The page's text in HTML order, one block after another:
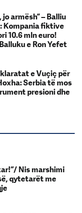
armësh” – Balliu
Kompania fiktive
10.6 mln euro!
e Ron Yefet
e Vuçiç për
Serbia të mos
presioni dhe
Nis marshimi
qytetarët me